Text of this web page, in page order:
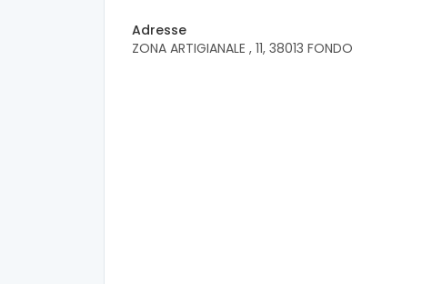
Adresse
ZONA ARTIGIANALE , 11, 38013 FONDO